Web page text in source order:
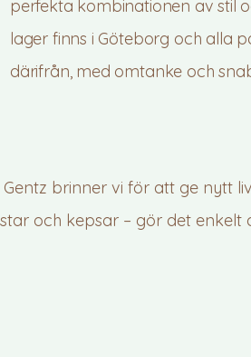
perfekta kombinationen av stil
lager finns i Göteborg och alla
därifrån, med omtanke och
Gentz brinner vi för att ge nytt
och kepsar – gör det